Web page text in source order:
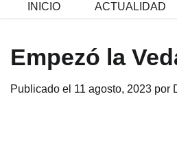
INICIO
ACTUALIDAD
Empezó la
Publicado el 11 agosto, 2023 por